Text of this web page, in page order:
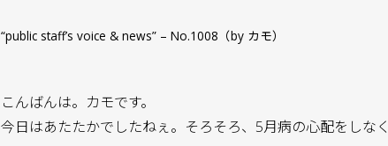
“public staff’s voice & news” – No.1008（by カモ）
こんばんは。カモです。
今日はあたたかでしたねぇ。そろそろ、5月病の心配をしな